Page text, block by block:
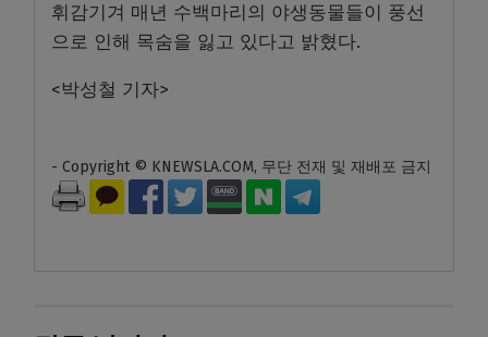
휘감기겨 매년 수백마리의 야생동물들이 풍선
으로 인해 목숨을 잃고 있다고 밝혔다.
<박성철 기자>
- Copyright © KNEWSLA.COM, 무단 전재 및 재배포 금지